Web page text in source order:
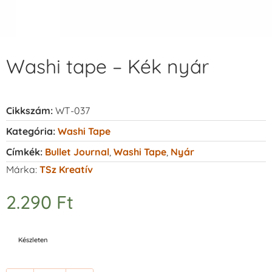
Washi tape – Kék nyár
Cikkszám: WT-037
Kategória: Washi Tape
Címkék: Bullet Journal Washi Tape Nyár
Márka: TSz Kreatív
2.290 Ft
Készleten